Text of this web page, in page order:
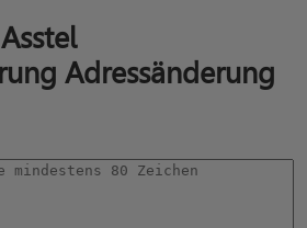
Adressänderung